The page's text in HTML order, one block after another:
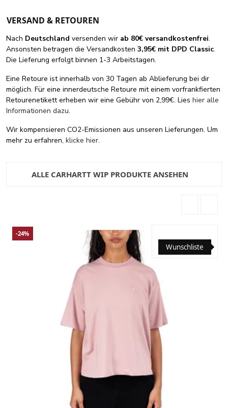
VERSAND & RETOUREN
Nach Deutschland versenden wir ab 80€ versandkostenfrei.
Ansonsten betragen die Versandkosten 3,95€ mit DPD Classic.
Die Lieferung erfolgt binnen 1-3 Arbeitstagen.
Eine Retoure ist innerhalb von 30 Tagen ab Ablieferung bei dir
möglich. Für eine innerdeutsche Retoure mit einem vorfrankfierten
Retourenetikett erheben wir eine Gebühr von 2,99€. Lies hier alle
Informationen dazu.
Wir kompensieren CO2-Emissionen aus unseren Lieferungen. Um
mehr zu erfahren, klicke hier.
ALLE CARHARTT WIP PRODUKTE ANSEHEN
Wunschliste
-24%